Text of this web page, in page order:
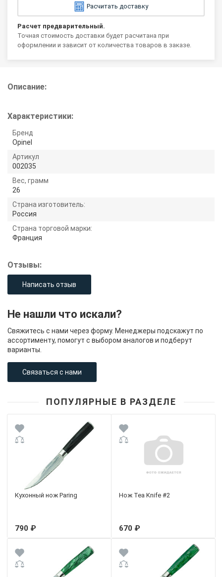
Расчитать доставку
Расчет предварительный.
Точная стоимость доставки будет расчитана при
оформлении и зависит от количества товаров в заказе.
Описание:
Характеристики:
Бренд
Opinel
Артикул
002035
Вес, грамм
26
Страна изготовитель:
Россия
Страна торговой марки:
Франция
Отзывы:
Написать отзыв
Не нашли что искали?
Свяжитесь с нами через форму. Менеджеры подскажут по
ассортименту, помогут с выбором аналогов и подберут
варианты.
Связаться с нами
ПОПУЛЯРНЫЕ В РАЗДЕЛЕ
Кухонный нож Paring
790 ₽
Нож Tea Knife #2
670 ₽